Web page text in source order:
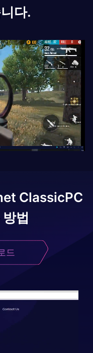
다.
ClassicPC
법
드